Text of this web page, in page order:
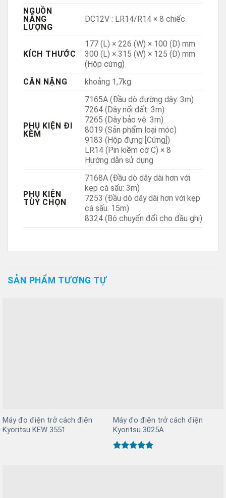
NGUỒN
NĂNG
LƯỢNG
DC12V : LR14/R14 × 8 chiếc
KÍCH THƯỚC
177 (L) × 226 (W) × 100 (D) mm
300 (L) × 315 (W) × 125 (D) mm
(Hộp cứng)
CÂN NẶNG
khoảng 1,7kg
PHỤ KIỆN ĐI
KÈM
7165A (Đầu dò đường dây: 3m)
7264 (Dây nối đất: 3m)
7265 (Dây bảo vệ: 3m)
8019 (Sản phẩm loại móc)
9183 (Hộp đựng [Cứng])
LR14 (Pin kiềm cỡ C) × 8
Hướng dẫn sử dụng
PHỤ KIỆN
TÙY CHỌN
7168A (Đầu dò dây dài hơn với
kẹp cá sấu: 3m)
7253 (Đầu dò dây dài hơn với kẹp
cá sấu: 15m)
8324 (Bộ chuyển đổi cho đầu ghi)
SẢN PHẨM TƯƠNG TỰ
Máy đo điện trở cách điện
Kyoritsu KEW 3551
Máy đo điện trở cách điện
Kyoritsu 3025A